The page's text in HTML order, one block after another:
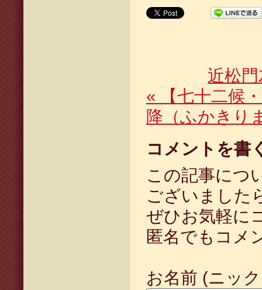
近松
« 【七十二候
降（ふかきり
コメントを書
この記事につ
ございました
ぜひお気軽に
匿名でもコメ
お名前 (ニッ